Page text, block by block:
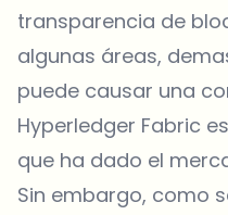
transparencia de
algunas áreas,
puede causar una
Hyperledger Fabric
que ha dado el
Sin embargo, como